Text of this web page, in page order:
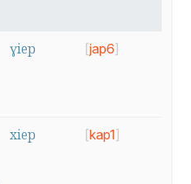
ɣiep [jap6]
xiep [kap1]